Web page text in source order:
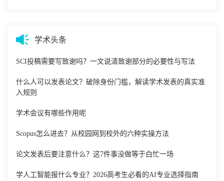
学术头条
SCI投稿需要写致谢吗？一文说清致谢部分的必要性与写法
什么人可以发表论文？破除身份门槛，解读学术发表的真实准
入规则
学术会议有哪些作用呢
Scopus怎么进去？从校园网到校外的六种实操方法
论文发表后要注意什么？这7件事没做等于白忙一场
学人工智能报什么专业？2026高考生必看的AI专业选择指南